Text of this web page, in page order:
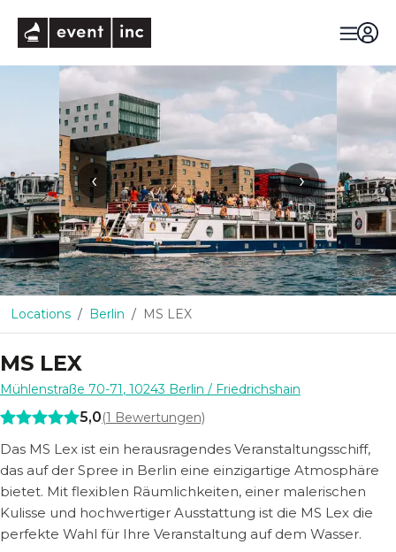
‹ ›
Locations Berlin MS LEX
MS LEX
Mühlenstraße 70-71, 10243 Berlin / Friedrichshain
5,0(1 Bewertungen)
Das MS Lex ist ein herausragendes Veranstaltungsschiff,
das auf der Spree in Berlin eine einzigartige Atmosphäre
bietet. Mit flexiblen Räumlichkeiten, einer malerischen
Kulisse und hochwertiger Ausstattung ist die MS Lex die
perfekte Wahl für Ihre Veranstaltung auf dem Wasser.